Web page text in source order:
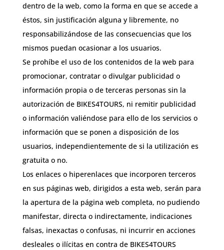
dentro de la web, como la forma en que se accede a
éstos, sin justificación alguna y libremente, no
responsabilizándose de las consecuencias que los
mismos puedan ocasionar a los usuarios.
Se prohíbe el uso de los contenidos de la web para
promocionar, contratar o divulgar publicidad o
información propia o de terceras personas sin la
autorización de BIKES4TOURS, ni remitir publicidad
o información valiéndose para ello de los servicios o
información que se ponen a disposición de los
usuarios, independientemente de si la utilización es
gratuita o no.
Los enlaces o hiperenlaces que incorporen terceros
en sus páginas web, dirigidos a esta web, serán para
la apertura de la página web completa, no pudiendo
manifestar, directa o indirectamente, indicaciones
falsas, inexactas o confusas, ni incurrir en acciones
desleales o ilícitas en contra de BIKES4TOURS